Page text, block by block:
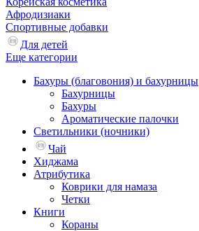
Афродизиаки
Спортивные добавки
Для детей
Еще категории
Бахуры (благовония) и бахурницы
Бахурницы
Бахуры
Ароматические палочки
Светильники (ночники)
Чай
Хиджама
Атрибутика
Коврики для намаза
Четки
Книги
Кораны